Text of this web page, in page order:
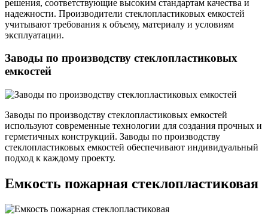
решения, соответствующие высоким стандартам качества и
надежности. Производители стеклопластиковых емкостей
учитывают требования к объему, материалу и условиям
эксплуатации.
Заводы по производству стеклопластиковых
емкостей
Заводы по производству стеклопластиковых емкостей
используют современные технологии для создания прочных и
герметичных конструкций. Заводы по производству
стеклопластиковых емкостей обеспечивают индивидуальный
подход к каждому проекту.
Емкость пожарная стеклопластиковая